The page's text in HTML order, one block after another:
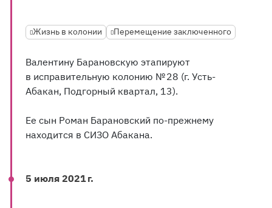
Жизнь в колонии Перемещение заключенного
Валентину Барановскую этапируют
в исправительную колонию № 28 (г. Усть-
Абакан, Подгорный квартал, 13).
Ее сын Роман Барановский по-прежнему
находится в СИЗО Абакана.
5 июля 2021 г.